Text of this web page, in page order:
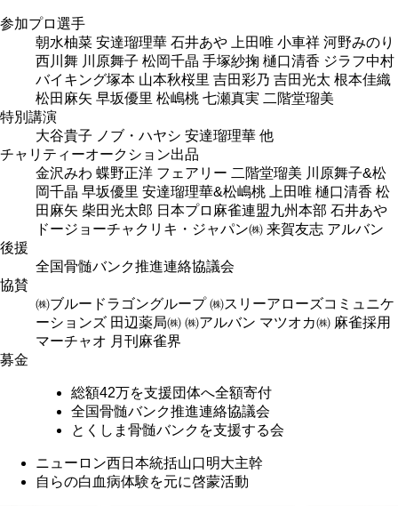
参加プロ選手
朝水柚菜 安達瑠理華 石井あや 上田唯 小車祥 河野みのり
西川舞 川原舞子 松岡千晶 手塚紗掬 樋口清香 ジラフ中村
バイキング塚本 山本秋桜里 吉田彩乃 吉田光太 根本佳織
松田麻矢 早坂優里 松嶋桃 七瀬真実 二階堂瑠美
特別講演
大谷貴子 ノブ・ハヤシ 安達瑠理華 他
チャリティーオークション出品
金沢みわ 蝶野正洋 フェアリー 二階堂瑠美 川原舞子&松
岡千晶 早坂優里 安達瑠理華&松嶋桃 上田唯 樋口清香 松
田麻矢 柴田光太郎 日本プロ麻雀連盟九州本部 石井あや
ドージョーチャクリキ・ジャパン㈱ 来賀友志 アルバン
後援
全国骨髄バンク推進連絡協議会
協賛
㈱ブルードラゴングループ ㈱スリーアローズコミュニケ
ーションズ 田辺薬局㈱ ㈱アルバン マツオカ㈱ 麻雀採用
マーチャオ 月刊麻雀界
募金
総額42万を支援団体へ全額寄付
全国骨髄バンク推進連絡協議会
とくしま骨髄バンクを支援する会
ニューロン西日本統括山口明大主幹
自らの白血病体験を元に啓蒙活動